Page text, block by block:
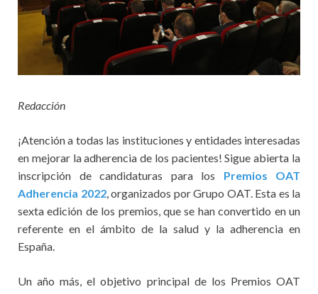
Redacción
¡Atención a todas las instituciones y entidades interesadas
en mejorar la adherencia de los pacientes! Sigue abierta la
inscripción de candidaturas para los Premios OAT
Adherencia 2022, organizados por Grupo OAT. Esta es la
sexta edición de los premios, que se han convertido en un
referente en el ámbito de la salud y la adherencia en
España.
Un año más, el objetivo principal de los Premios OAT